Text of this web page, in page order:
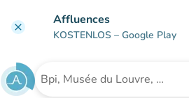
clear Affluences
KOSTENLOS – Google Play
Suche nach einer Einrichtung